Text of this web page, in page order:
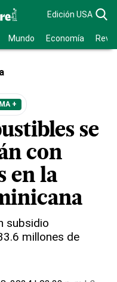
Edición USA
Mundo Economía
+
se
con
en la
subsidio
millones de